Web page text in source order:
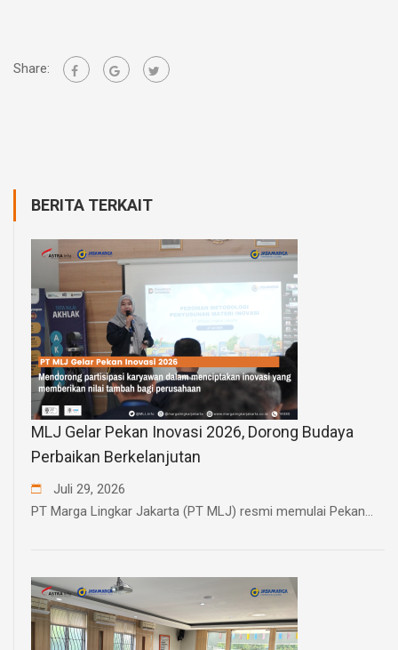
Share:
BERITA TERKAIT
MLJ Gelar Pekan Inovasi 2026, Dorong Budaya
Perbaikan Berkelanjutan
Juli 29, 2026
PT Marga Lingkar Jakarta (PT MLJ) resmi memulai Pekan...